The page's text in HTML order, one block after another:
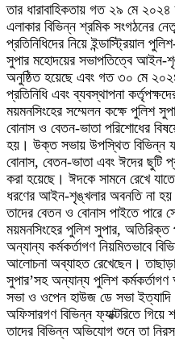
তার ধারাবাহিকতায় গত ২৯ মে
এলাকার বিভিন্ন শ্রমিক সংগঠনের
প্রতিনিধিদের নিয়ে ইন্ডাস্ট্রিয়াল
সুপার মহোদয়ের সভাপতিত্বে আইন-
অনুষ্ঠিত হয়েছে এবং গত ৩০ মে ২০২৪
প্রতিনিধি এবং ব্যবস্থাপনা
ময়মনসিংহের সম্মেলন কক্ষে পুলিশ
বোনাস ও বেতন-ভাতা পরিশোধের
হয়। উক্ত সভায় উপস্থিত বিভিন্ন
বোনাস, বেতন-ভাতা এবং ঈদের ছুটি
করা হয়েছে। ঈদকে সামনে রেখে
ধরণের আইন-শৃঙ্খলার অবনতি না হয়
তাদের বেতন ও বোনাস পাইতে পারে
ময়মনসিংহের পুলিশ সুপার,
অন্যান্য কর্মকর্তাগণ নিয়মিতভাবে
আলোচনা অব্যাহত রেখেছেন।
সুপার’সহ অন্যান্য পুলিশ
সভা ও ওপেন হাউজ ডে সভা ইত্যাদি
অফিসারগণ বিভিন্ন ফ্যাক্টরিতে গিয়ে
তাদের বিভিন্ন অভিযোগ শুনে তা